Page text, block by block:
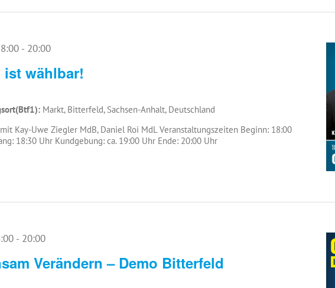
ist wählbar!
- 20:00
Markt, Bitterfeld, Sachsen-Anhalt, Deutschland
Kay-Uwe Ziegler MdB, Daniel Roi MdL Veranstaltungszeiten Beginn: 18:00
18:30 Uhr Kundgebung: ca. 19:00 Uhr Ende: 20:00 Uhr
Verändern – Demo Bitterfeld
- 20:00